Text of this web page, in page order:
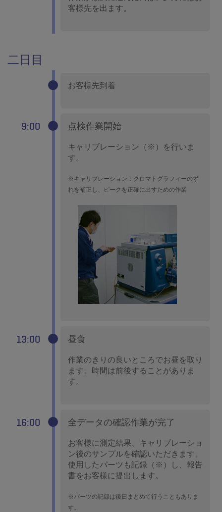
客様先を出ます。
二日目
お客様先到着
9:00 点検作業開始
キャリブレーション（※）を行いま
す。
※キャリブレーション：クロマトグラフィーのず
れを補正し、ピークを正確に出すための作業
13:00 昼食
作業のきりの良いところでお昼を取り
ます。時間は前後することがありま
す。
16:00 全データの確認作業が完了
お客様に測定結果、キャリブレーショ
ン後のサンプルを確認いただきます。
使用したパーツも記録（※）し、報告
書をお客様に提出します。
※パーツの記録は後日まとめて行うこともありま
す。